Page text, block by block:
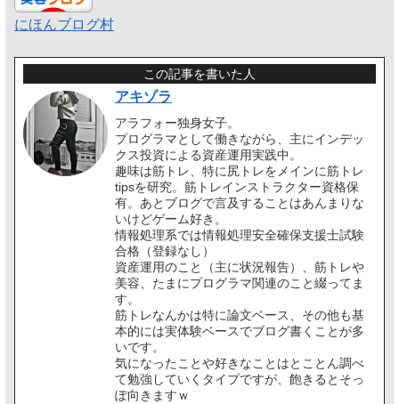
にほんブログ村
この記事を書いた人
アキゾラ
アラフォー独身女子。
プログラマとして働きながら、主にインデッ
クス投資による資産運用実践中。
趣味は筋トレ、特に尻トレをメインに筋トレ
tipsを研究。筋トレインストラクター資格保
有。あとブログで言及することはあんまりな
いけどゲーム好き。
情報処理系では情報処理安全確保支援士試験
合格（登録なし）
資産運用のこと（主に状況報告）、筋トレや
美容、たまにプログラマ関連のこと綴ってま
す。
筋トレなんかは特に論文ベース、その他も基
本的には実体験ベースでブログ書くことが多
いです。
気になったことや好きなことはとことん調べ
て勉強していくタイプですが、飽きるとそっ
ぽ向きますｗ